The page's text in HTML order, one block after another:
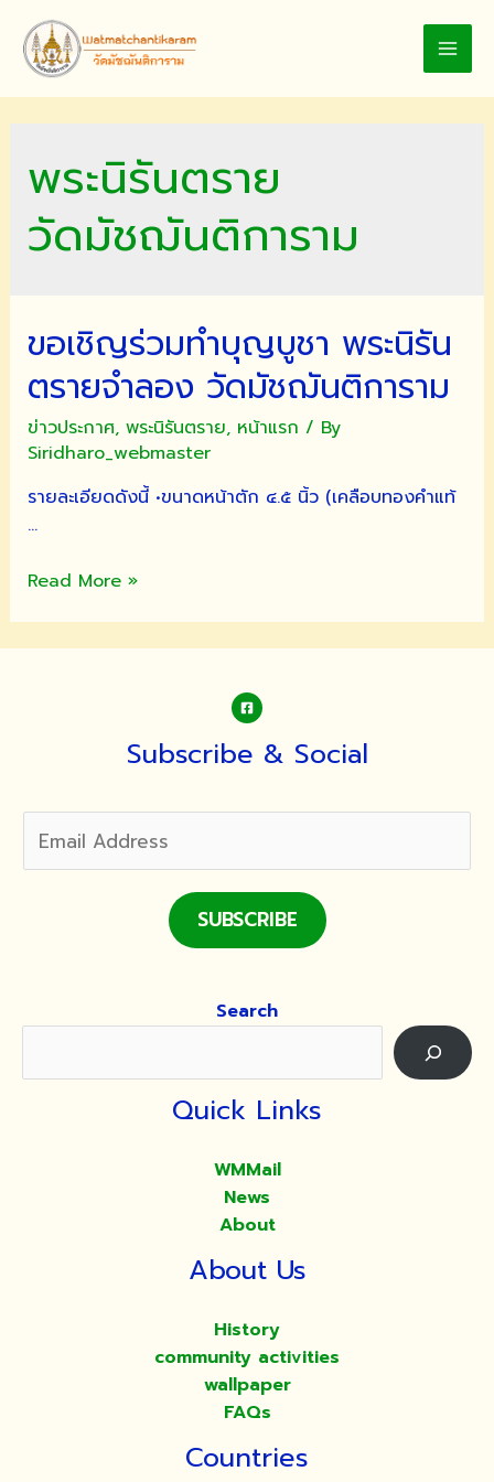
content
พระนิรันตราย
วัดมัชฌันติการาม
ขอเชิญร่วมทำบุญบูชา พระนิรัน
ตรายจำลอง วัดมัชฌันติการาม
ข่าวประกาศ, พระนิรันตราย, หน้าแรก / By
Siridharo_webmaster
รายละเอียดดังนี้ •ขนาดหน้าตัก ๔.๕ นิ้ว (เคลือบทองคำแท้
…
ขอ
จำลอง
Read More »
Subscribe & Social
SUBSCRIBE
Search
Quick Links
WMMail
News
About
About Us
History
community activities
wallpaper
FAQs
Countries